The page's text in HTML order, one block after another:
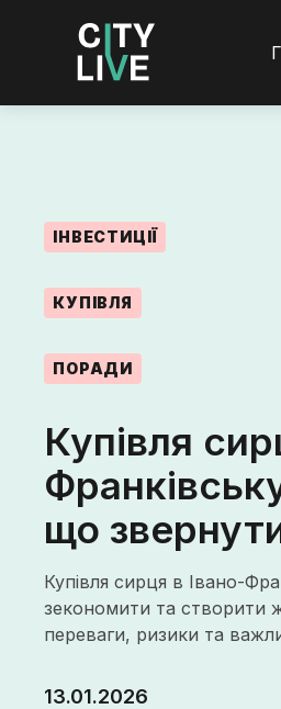
ІНВЕСТИЦІЇ
КУПІВЛЯ
ПОРАДИ
Купівля
що
Купівля сирця в Івано-
зекономити та створити
переваги, ризики та
13.01.2026